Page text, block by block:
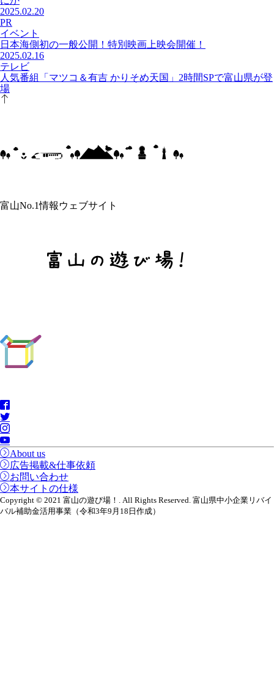
2025.02.20
PR
イベント
日本海側初の一般公開！特別映画上映会開催！
2025.02.16
テレビ
人気番組「マツコ＆有吉 かりそめ天国」2時間SPで富山県が登
場
富山No.1情報ウェブサイト
About us
広告掲載&仕事依頼
お問い合わせ
本サイトの仕様
Copyright © 2021 富山の遊び場！. All Rights Reserved. 富山県中小企業リバイ
バル補助金活用事業（令和3年9月18日作成）